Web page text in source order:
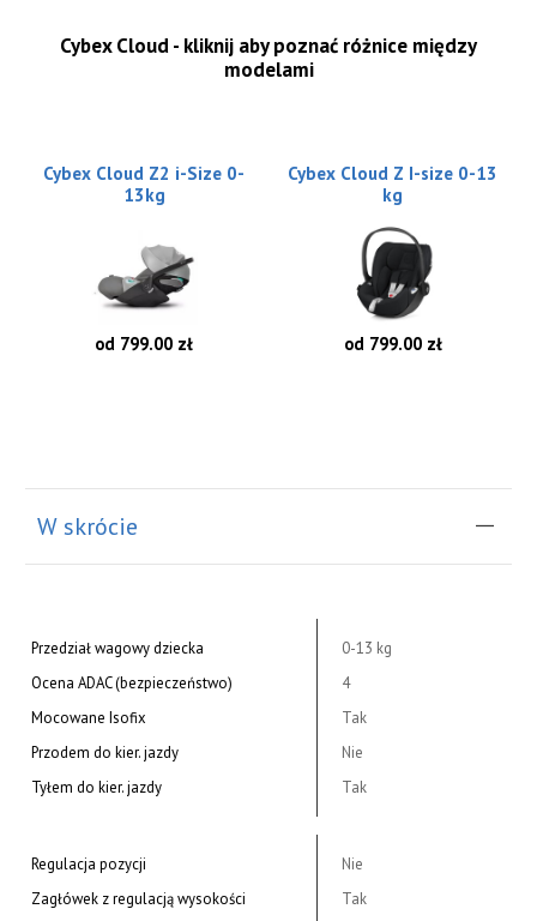
Cybex Cloud - kliknij aby poznać różnice między
modelami
Cybex Cloud Z2 i-Size 0-
13kg
od 799.00 zł
Cybex Cloud Z I-size 0-13
kg
od 799.00 zł
W skrócie
Przedział wagowy dziecka
0-13 kg
Ocena ADAC (bezpieczeństwo)
4
Mocowane Isofix
Tak
Przodem do kier. jazdy
Nie
Tyłem do kier. jazdy
Tak
Regulacja pozycji
Nie
Zagłówek z regulacją wysokości
Tak